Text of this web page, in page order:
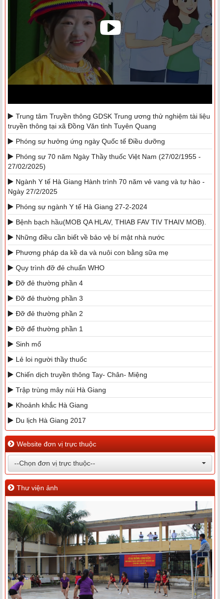
Trung tâm Truyền thông GDSK Trung ương thử nghiệm tài liệu
truyền thông tại xã Đồng Văn tỉnh Tuyên Quang
Phóng sự hưởng ứng ngày Quốc tế Điều dưỡng
Phóng sự 70 năm Ngày Thầy thuốc Việt Nam (27/02/1955 -
27/02/2025)
Ngành Y tế Hà Giang Hành trình 70 năm vẻ vang và tự hào -
Ngày 27/2/2025
Phóng sự ngành Y tế Hà Giang 27-2-2024
Bệnh bạch hầu(MOB QA HLAV, THIAB FAV TIV THAIV MOB).
Những điều cần biết về bảo vệ bí mật nhà nước
Phương pháp da kề da và nuôi con bằng sữa mẹ
Quy trình đỡ đẻ chuẩn WHO
Đỡ đẻ thường phần 4
Đỡ đẻ thường phần 3
Đỡ đẻ thường phần 2
Đỡ để thường phần 1
Sinh mổ
Lẻ loi người thầy thuốc
Chiến dịch truyền thông Tay- Chân- Miệng
Trập trùng mây núi Hà Giang
Khoảnh khắc Hà Giang
Du lịch Hà Giang 2017
Website đơn vị trực thuộc
--Chọn đơn vị trực thuộc--
Thư viện ảnh